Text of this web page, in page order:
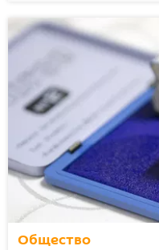
Общество